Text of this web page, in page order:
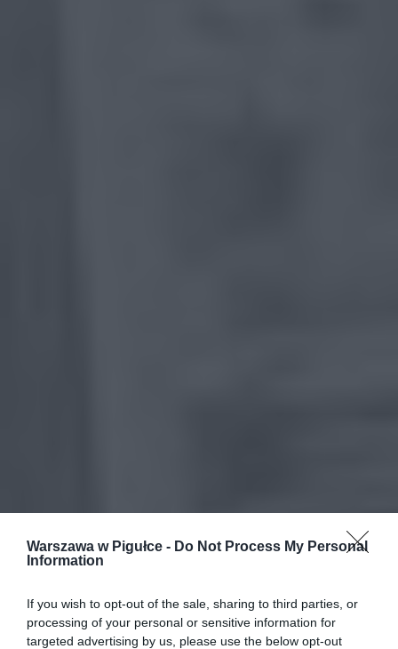
Warszawa w Pigułce - Do Not Process My Personal
Information
If you wish to opt-out of the sale, sharing to third parties, or
processing of your personal or sensitive information for
targeted advertising by us, please use the below opt-out